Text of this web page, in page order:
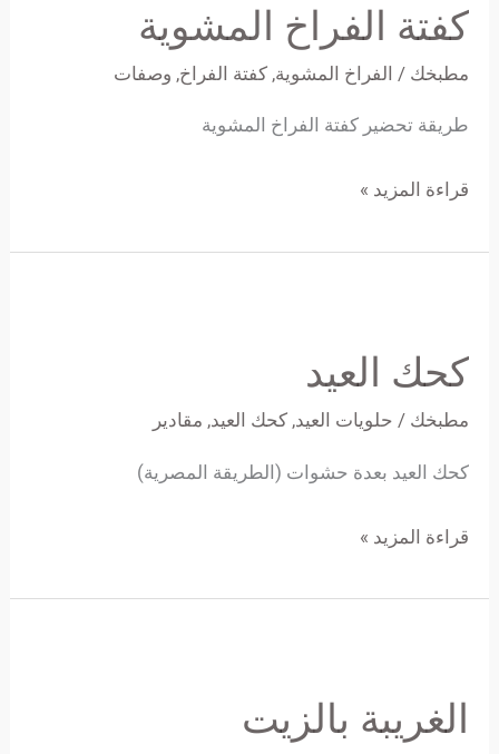
كفتة الفراخ المشوية
مطبخك / الفراخ المشوية, كفتة الفراخ, وصفات
طريقة تحضير كفتة الفراخ المشوية
المشوية
قراءة المزيد »
كحك العيد
مطبخك / حلويات العيد, كحك العيد, مقادير
كحك العيد بعدة حشوات (الطريقة المصرية)
قراءة المزيد »
الغريبة بالزيت